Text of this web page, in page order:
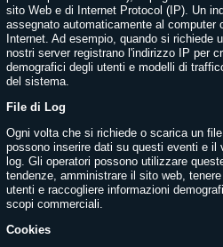
sito Web e di Internet Protocol (IP). Un
assegnato automaticamente al computer
Internet. Ad esempio, quando si richiede
nostri server registrano l'indirizzo IP per
demografici degli utenti e modelli di
del sistema.
File di Log
Ogni volta che si richiede o scarica un
possono inserire dati su questi eventi e il
log. Gli operatori possono utilizzare
tendenze, amministrare il sito web,
utenti e raccogliere informazioni
scopi commerciali.
Cookies